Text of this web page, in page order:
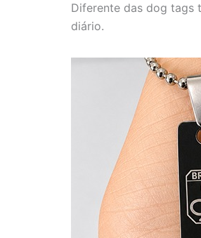
Diferente das dog tags
diário.